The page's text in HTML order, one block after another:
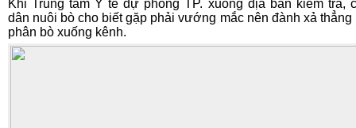
Khi Trung tâm Y tế dự phòng TP. xuống địa bàn kiểm tra,
dân nuôi bò cho biết gặp phải vướng mắc nên đành xả thẳng
phân bò xuống kênh.